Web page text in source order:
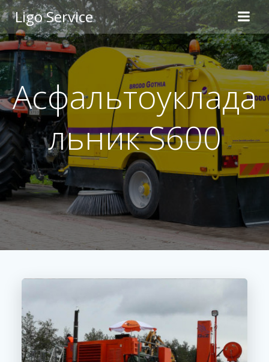
Skip
to
content
Ligo Service
Асфальтоуклада
льник S600